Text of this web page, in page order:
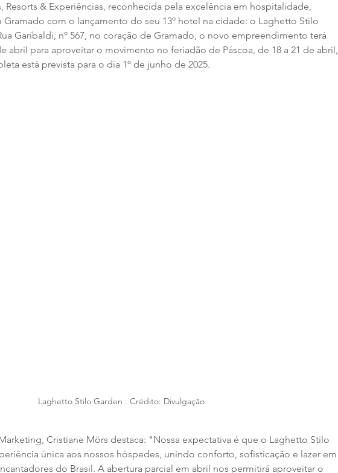
Resorts & Experiências, reconhecida pela excelência em hospitalidade,
Gramado com o lançamento do seu 13º hotel na cidade: o Laghetto Stilo
Garibaldi, nº 567, no coração de Gramado, o novo empreendimento terá
abril para aproveitar o movimento no feriadão de Páscoa, de 18 a 21 de abril,
está prevista para o dia 1º de junho de 2025.
Laghetto Stilo Garden . Crédito: Divulgação
Cristiane Mörs destaca: "Nossa expectativa é que o Laghetto Stilo
única aos nossos hóspedes, unindo conforto, sofisticação e lazer em
do Brasil. A abertura parcial em abril nos permitirá aproveitar o